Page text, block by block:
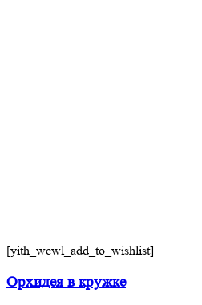
[yith_wcwl_add_to_wishlist]
Орхидея в кружке